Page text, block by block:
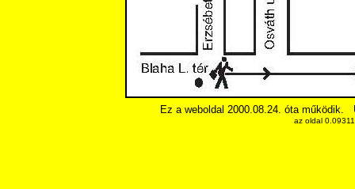
Ez a weboldal 2000.08.24. óta működik.
az oldal